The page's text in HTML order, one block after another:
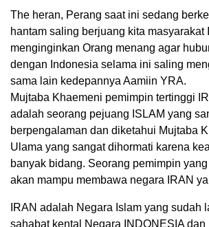
The heran, Perang saat ini sedang
hantam saling berjuang kita masyarakat
menginginkan Orang menang agar
dengan Indonesia selama ini saling
sama lain kedepannya Aamiin YRA.
Mujtaba Khaemeni pemimpin tertinggi
adalah seorang pejuang ISLAM yang
berpengalaman dan diketahui Mujtaba
Ulama yang sangat dihormati karena
banyak bidang. Seorang pemimpin
akan mampu membawa negara IRAN
IRAN adalah Negara Islam yang sudah
sahabat kental Negara INDONESIA dan